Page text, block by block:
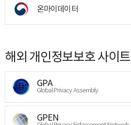
온마이데이터
해외 개인정보보호 사이트
GPA
Global Privacy Assembly
GPEN